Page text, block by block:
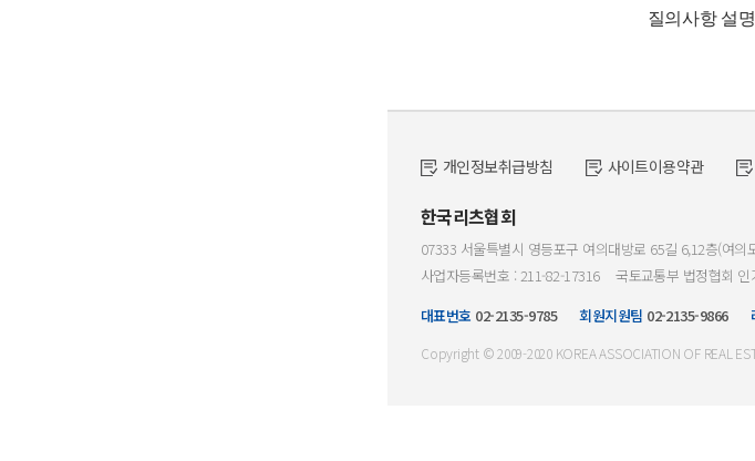
질의사항 설명
개인정보취급방침 사이트이용약관
한국리츠협회
07333 서울특별시 영등포구 여의대방로 65길 6,12층(여의
사업자등록번호 : 211-82-17316
국토교통부 법정협회
대표번호 02-2135-9785 회원지원팀 02-2135-9866
Copyright © 2009-2020 KOREA ASSOCIATION OF REAL